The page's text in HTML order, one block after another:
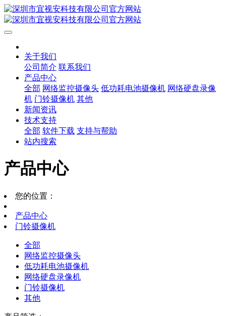
关于我们
公司简介 联系我们
产品中心
全部 网络监控摄像头 低功耗电池摄像机 网络硬盘录像
机 门铃摄像机 其他
新闻资讯
技术支持
全部 软件下载 支持与帮助
站内搜索
产品中心
您的位置：
产品中心
门铃摄像机
全部
网络监控摄像头
低功耗电池摄像机
网络硬盘录像机
门铃摄像机
其他